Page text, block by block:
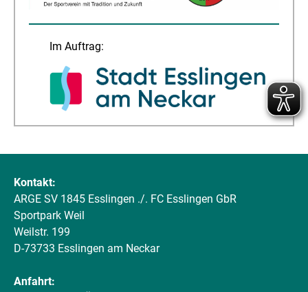
Im Auftrag:
Kontakt:
ARGE SV 1845 Esslingen ./. FC Esslingen GbR
Sportpark Weil
Weilstr. 199
D-73733 Esslingen am Neckar
Anfahrt: